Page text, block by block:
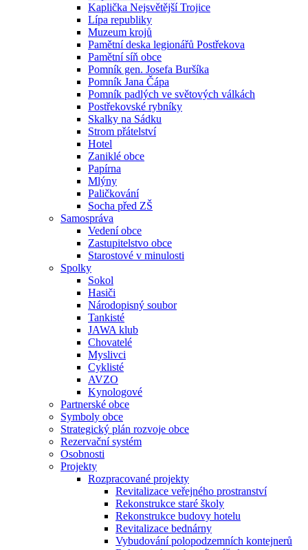
Kaplička Nejsvětější Trojice
Lípa republiky
Muzeum krojů
Pamětní deska legionářů Postřekova
Pamětní síň obce
Pomník gen. Josefa Buršíka
Pomník Jana Čápa
Pomník padlých ve světových válkách
Postřekovské rybníky
Skalky na Sádku
Strom přátelství
Hotel
Zaniklé obce
Papírna
Mlýny
Paličkování
Socha před ZŠ
Samospráva
Vedení obce
Zastupitelstvo obce
Starostové v minulosti
Spolky
Sokol
Hasiči
Národopisný soubor
Tankisté
JAWA klub
Chovatelé
Myslivci
Cyklisté
AVZO
Kynologové
Partnerské obce
Symboly obce
Strategický plán rozvoje obce
Rezervační systém
Osobnosti
Projekty
Rozpracované projekty
Revitalizace veřejného prostranství
Rekonstrukce staré školy
Rekonstrukce budovy hotelu
Revitalizace bednárny
Vybudování polopodzemních kontejnerů